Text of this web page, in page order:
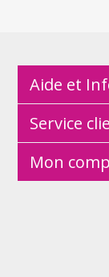
Aide et
Service
Mon